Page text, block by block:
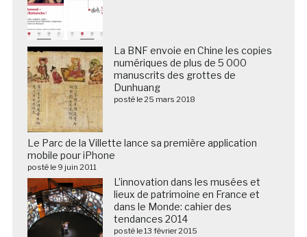
La BNF envoie en Chine les copies
numériques de plus de 5 000
manuscrits des grottes de
Dunhuang
posté le 25 mars 2018
Le Parc de la Villette lance sa première application
mobile pour iPhone
posté le 9 juin 2011
L’innovation dans les musées et
lieux de patrimoine en France et
dans le Monde: cahier des
tendances 2014
posté le 13 février 2015